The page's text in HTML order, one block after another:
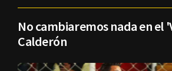
No cambiaremos nada en el
Calderón